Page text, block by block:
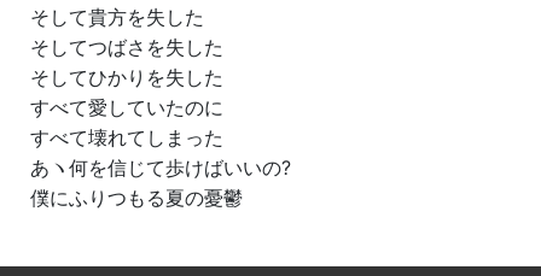
そして貴方を失した
そしてつばさを失した
そしてひかりを失した
すべて愛していたのに
すべて壊れてしまった
あヽ何を信じて歩けばいいの?
僕にふりつもる夏の憂鬱